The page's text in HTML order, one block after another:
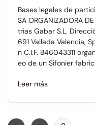
Bases legales de
SA ORGANIZADORA
trias Gabar S.L.
691 Vallada Valencia,
n C.I.F. B46043311
eo de un Sifonier
Leer más